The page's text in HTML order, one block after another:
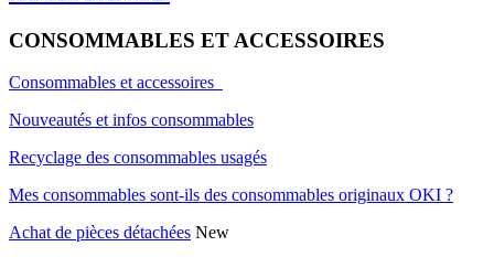
CONSOMMABLES ET ACCESSOIRES
Consommables et accessoires
Nouveautés et infos consommables
Recyclage des consommables usagés
Mes consommables sont-ils des consommables originaux OKI ?
Achat de pièces détachées New